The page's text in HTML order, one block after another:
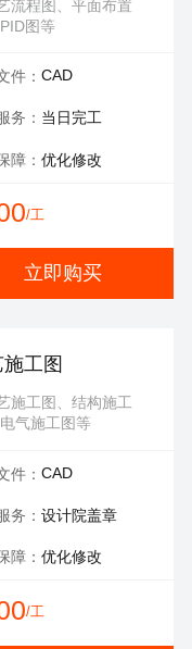
立即购买
流程图、平面布置
图等
件： CAD
务： 当日完工
障： 优化修改
/工
立即购买
工图
施工图、结构施工
气施工图等
件： CAD
务： 设计院盖章
障： 优化修改
/工